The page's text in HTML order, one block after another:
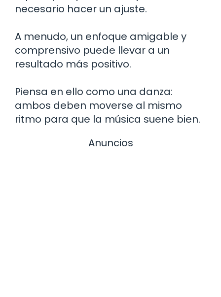
necesario hacer un ajuste.
A menudo, un enfoque amigable y
comprensivo puede llevar a un
resultado más positivo.
Piensa en ello como una danza:
ambos deben moverse al mismo
ritmo para que la música suene bien.
Anuncios